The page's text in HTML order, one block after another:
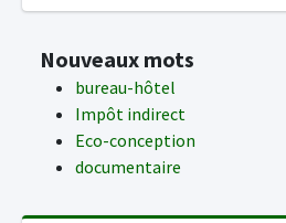
Nouveaux mots
bureau-hôtel
Impôt indirect
Eco-conception
documentaire